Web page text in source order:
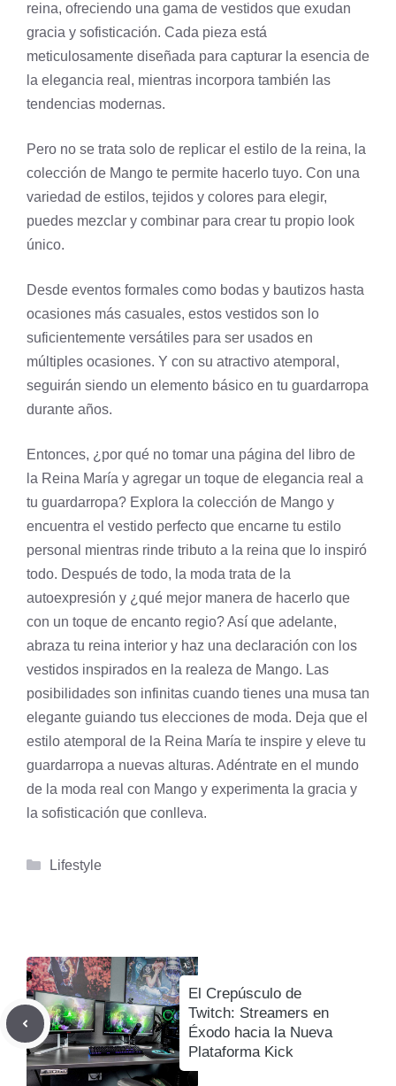
reina, ofreciendo una gama de vestidos que exudan
gracia y sofisticación. Cada pieza está
meticulosamente diseñada para capturar la esencia de
la elegancia real, mientras incorpora también las
tendencias modernas.
Pero no se trata solo de replicar el estilo de la reina, la
colección de Mango te permite hacerlo tuyo. Con una
variedad de estilos, tejidos y colores para elegir,
puedes mezclar y combinar para crear tu propio look
único.
Desde eventos formales como bodas y bautizos hasta
ocasiones más casuales, estos vestidos son lo
suficientemente versátiles para ser usados en
múltiples ocasiones. Y con su atractivo atemporal,
seguirán siendo un elemento básico en tu guardarropa
durante años.
Entonces, ¿por qué no tomar una página del libro de
la Reina María y agregar un toque de elegancia real a
tu guardarropa? Explora la colección de Mango y
encuentra el vestido perfecto que encarne tu estilo
personal mientras rinde tributo a la reina que lo inspiró
todo. Después de todo, la moda trata de la
autoexpresión y ¿qué mejor manera de hacerlo que
con un toque de encanto regio? Así que adelante,
abraza tu reina interior y haz una declaración con los
vestidos inspirados en la realeza de Mango. Las
posibilidades son infinitas cuando tienes una musa tan
elegante guiando tus elecciones de moda. Deja que el
estilo atemporal de la Reina María te inspire y eleve tu
guardarropa a nuevas alturas. Adéntrate en el mundo
de la moda real con Mango y experimenta la gracia y
la sofisticación que conlleva.
Categorías
Lifestyle
El Crepúsculo de
Twitch: Streamers en
Éxodo hacia la Nueva
Plataforma Kick